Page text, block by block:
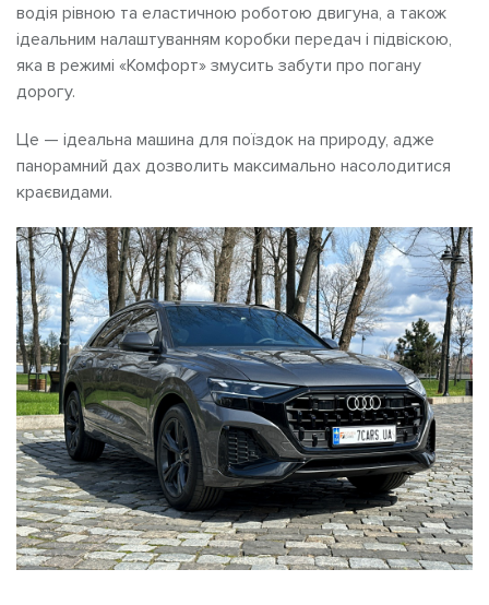
водія рівною та еластичною роботою двигуна, а також
ідеальним налаштуванням коробки передач і підвіскою,
яка в режимі «Комфорт» змусить забути про погану
дорогу.
Це — ідеальна машина для поїздок на природу, адже
панорамний дах дозволить максимально насолодитися
краєвидами.